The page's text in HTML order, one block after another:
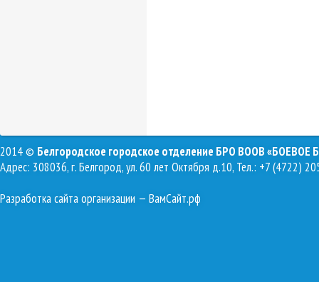
2014 © Белгородское городское отделение БРО ВООВ «БОЕВОЕ
Адрес: 308036, г. Белгород, ул. 60 лет Октября д.10, Тел.: +7 (4722)
Разработка сайта организации — ВамСайт.рф